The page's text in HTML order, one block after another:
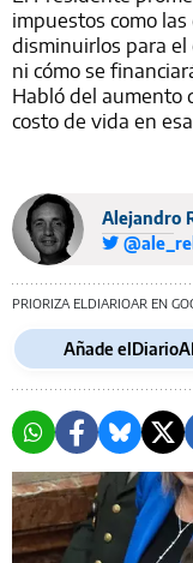
impuestos como
disminuirlos para el
ni cómo se
Habló del aumento
costo de vida en
Alejandro
PRIORIZA ELDIARIOAR EN
Añade